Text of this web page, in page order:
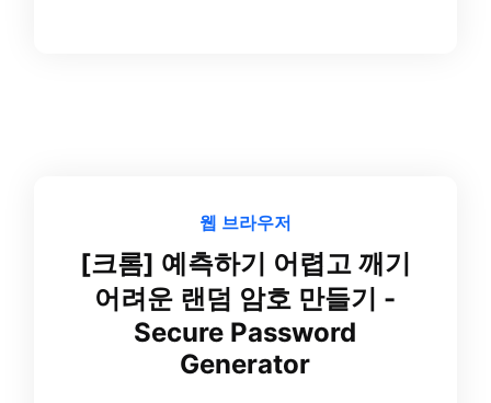
웹 브라우저
[크롬] 예측하기 어렵고 깨기
어려운 랜덤 암호 만들기 -
Secure Password
Generator